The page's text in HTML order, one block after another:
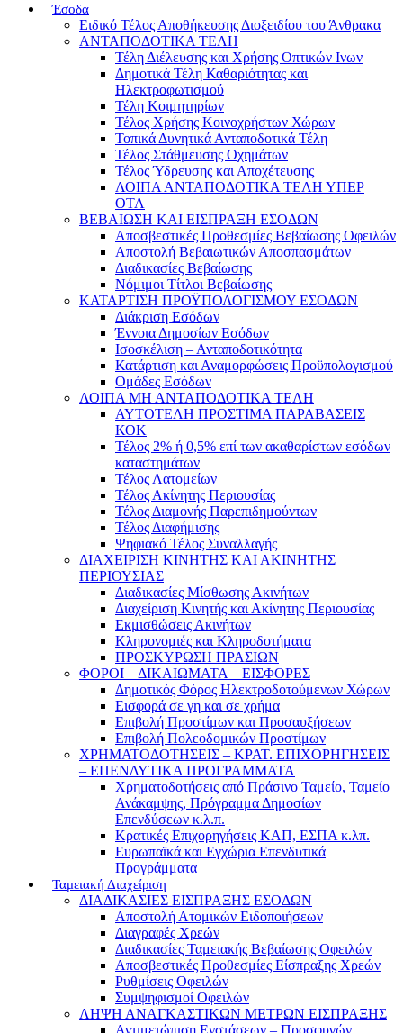
Έσοδα
Ειδικό Τέλος Αποθήκευσης Διοξειδίου του Άνθρακα
ΑΝΤΑΠΟΔΟΤΙΚΑ ΤΕΛΗ
Τέλη Διέλευσης και Χρήσης Οπτικών Ινων
Δημοτικά Τέλη Καθαριότητας και
Ηλεκτροφωτισμού
Τέλη Κοιμητηρίων
Τέλος Χρήσης Κοινοχρήστων Χώρων
Τοπικά Δυνητικά Ανταποδοτικά Τέλη
Τέλος Στάθμευσης Οχημάτων
Τέλος Ύδρευσης και Αποχέτευσης
ΛΟΙΠΑ ΑΝΤΑΠΟΔΟΤΙΚΑ ΤΕΛΗ ΥΠΕΡ
ΟΤΑ
ΒΕΒΑΙΩΣΗ ΚΑΙ ΕΙΣΠΡΑΞΗ ΕΣΟΔΩΝ
Αποσβεστικές Προθεσμίες Βεβαίωσης Οφειλών
Αποστολή Βεβαιωτικών Αποσπασμάτων
Διαδικασίες Βεβαίωσης
Νόμιμοι Τίτλοι Βεβαίωσης
ΚΑΤΑΡΤΙΣΗ ΠΡΟΫΠΟΛΟΓΙΣΜΟΥ ΕΣΟΔΩΝ
Διάκριση Εσόδων
Έννοια Δημοσίων Εσόδων
Ισοσκέλιση – Ανταποδοτικότητα
Κατάρτιση και Αναμορφώσεις Προϋπολογισμού
Ομάδες Εσόδων
ΛΟΙΠΑ ΜΗ ΑΝΤΑΠΟΔΟΤΙΚΑ ΤΕΛΗ
ΑΥΤΟΤΕΛΗ ΠΡΟΣΤΙΜΑ ΠΑΡΑΒΑΣΕΙΣ
ΚΟΚ
Τέλος 2% ή 0,5% επί των ακαθαρίστων εσόδων
καταστημάτων
Τέλος Λατομείων
Τέλος Ακίνητης Περιουσίας
Τέλος Διαμονής Παρεπιδημούντων
Τέλος Διαφήμισης
Ψηφιακό Τέλος Συναλλαγής
ΔΙΑΧΕΙΡΙΣΗ ΚΙΝΗΤΗΣ ΚΑΙ ΑΚΙΝΗΤΗΣ
ΠΕΡΙΟΥΣΙΑΣ
Διαδικασίες Μίσθωσης Ακινήτων
Διαχείριση Κινητής και Ακίνητης Περιουσίας
Εκμισθώσεις Ακινήτων
Κληρονομιές και Κληροδοτήματα
ΠΡΟΣΚΥΡΩΣΗ ΠΡΑΣΙΩΝ
ΦΟΡΟΙ – ΔΙΚΑΙΩΜΑΤΑ – ΕΙΣΦΟΡΕΣ
Δημοτικός Φόρος Ηλεκτροδοτούμενων Χώρων
Εισφορά σε γη και σε χρήμα
Επιβολή Προστίμων και Προσαυξήσεων
Επιβολή Πολεοδομικών Προστίμων
ΧΡΗΜΑΤΟΔΟΤΗΣΕΙΣ – ΚΡΑΤ. ΕΠΙΧΟΡΗΓΗΣΕΙΣ
– ΕΠΕΝΔΥΤΙΚΑ ΠΡΟΓΡΑΜΜΑΤΑ
Χρηματοδοτήσεις από Πράσινο Ταμείο, Ταμείο
Ανάκαμψης, Πρόγραμμα Δημοσίων
Επενδύσεων κ.λ.π.
Κρατικές Επιχορηγήσεις ΚΑΠ, ΕΣΠΑ κ.λπ.
Ευρωπαϊκά και Εγχώρια Επενδυτικά
Προγράμματα
Ταμειακή Διαχείριση
ΔΙΑΔΙΚΑΣΙΕΣ ΕΙΣΠΡΑΞΗΣ ΕΣΟΔΩΝ
Αποστολή Ατομικών Ειδοποιήσεων
Διαγραφές Χρεών
Διαδικασίες Ταμειακής Βεβαίωσης Οφειλών
Αποσβεστικές Προθεσμίες Είσπραξης Χρεών
Ρυθμίσεις Οφειλών
Συμψηφισμοί Οφειλών
ΛΗΨΗ ΑΝΑΓΚΑΣΤΙΚΩΝ ΜΕΤΡΩΝ ΕΙΣΠΡΑΞΗΣ
Αντιμετώπιση Ενστάσεων – Προσφυγών